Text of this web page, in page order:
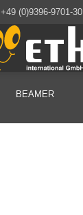
+49 (0)9396-9701-30
BEAMER